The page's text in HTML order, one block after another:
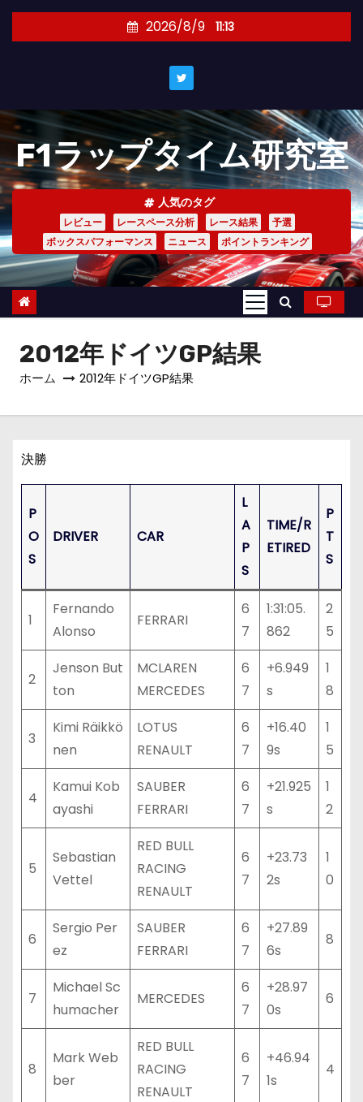
キ
ッ
プ
2026/8/9 11:13
F1ラップタイム研究室
人気のタグ
レビュー レースペース分析 レース結果
予選
ボックスパフォーマンス
ニュース ポイントランキング
2012年ドイツGP結果
ホーム 2012年ドイツGP結果
決勝
P
O
S
DRIVER CAR
L
A
P
S
TIME/R
ETIRED
P
T
S
1
Fernando
Alonso
FERRARI
6
7
1:31:05.
862
2
5
2
Jenson But
ton
MCLAREN
MERCEDES
6
7
+6.949
s
1
8
3
Kimi Räikkö
nen
LOTUS
RENAULT
6
7
+16.40
9s
1
5
4
Kamui Kob
ayashi
SAUBER
FERRARI
6
7
+21.925
s
1
2
5
Sebastian
Vettel
RED BULL
RACING
RENAULT
6
7
+23.73
2s
1
0
6
Sergio Per
ez
SAUBER
FERRARI
6
7
+27.89
6s
8
7
Michael Sc
humacher
MERCEDES
6
7
+28.97
0s
6
8
Mark Web
ber
RED BULL
RACING
RENAULT
6
7
+46.94
1s
4